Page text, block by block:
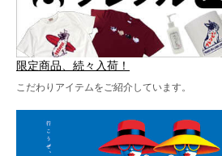
限定商品、続々入荷！
こだわりアイテムをご紹介しています。